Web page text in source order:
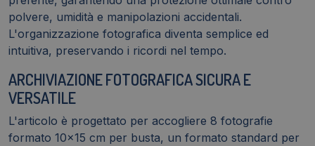
polvere, umidità e manipolazioni accidentali.
L'organizzazione fotografica diventa semplice ed
intuitiva, preservando i ricordi nel tempo.
ARCHIVIAZIONE FOTOGRAFICA SICURA E
VERSATILE
L'articolo è progettato per accogliere 8 fotografie
formato 10x15 cm per busta, un formato standard per